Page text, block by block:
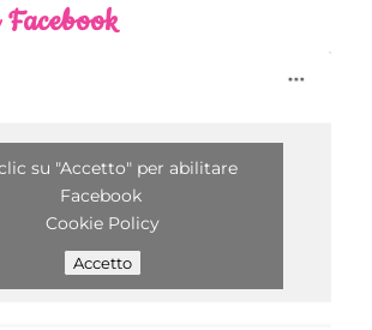
su "Accetto" per abilitare
Facebook
Cookie Policy
Accetto